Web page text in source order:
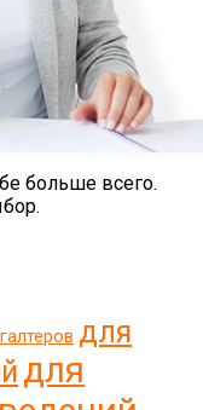
больше всего.
для
для